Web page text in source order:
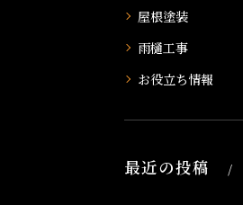
屋根塗装
雨樋工事
お役立ち情報
最近の投稿